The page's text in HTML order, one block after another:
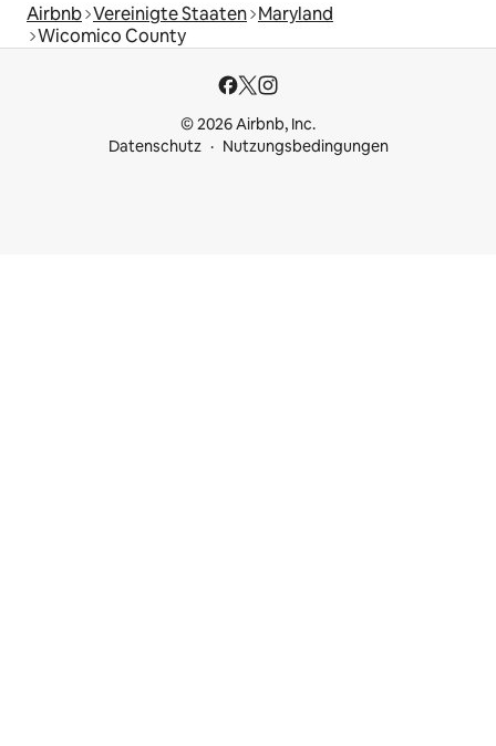
Airbnb Vereinigte Staaten Maryland
Wicomico County
© 2026 Airbnb, Inc.
Datenschutz
Nutzungsbedingungen